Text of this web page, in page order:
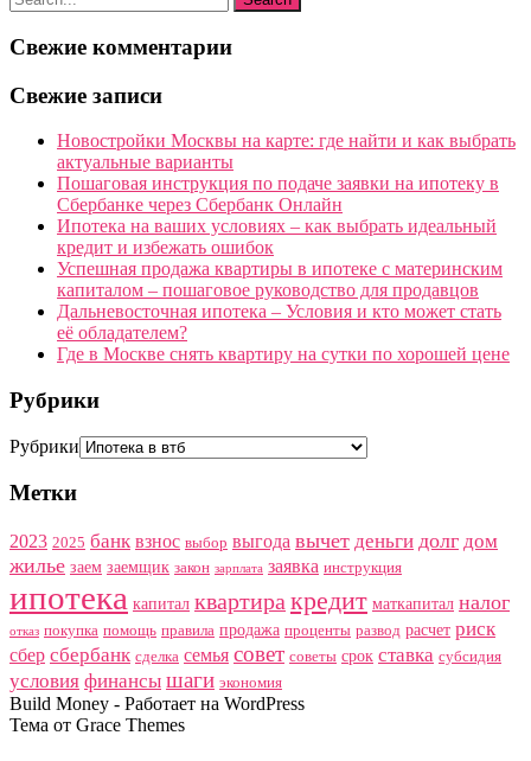
Свежие комментарии
Свежие записи
Новостройки Москвы на карте: где найти и как выбрать
актуальные варианты
Пошаговая инструкция по подаче заявки на ипотеку в
Сбербанке через Сбербанк Онлайн
Ипотека на ваших условиях – как выбрать идеальный
кредит и избежать ошибок
Успешная продажа квартиры в ипотеке с материнским
капиталом – пошаговое руководство для продавцов
Дальневосточная ипотека – Условия и кто может стать
её обладателем?
Где в Москве снять квартиру на сутки по хорошей цене
Рубрики
Рубрики
Метки
2023 2025 банк взнос выбор выгода вычет деньги долг дом
жилье заем заемщик закон зарплата заявка инструкция
ипотека капитал квартира кредит маткапитал налог
отказ покупка помощь правила продажа проценты развод расчет риск
сбер сбербанк сделка семья совет советы срок ставка субсидия
условия финансы шаги экономия
Build Money - Работает на WordPress
Тема от Grace Themes